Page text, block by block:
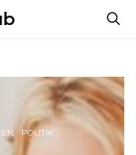
POLITIK